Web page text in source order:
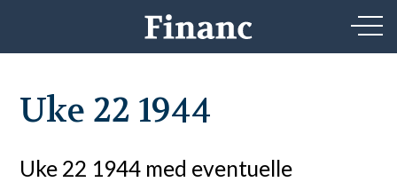
Uke 22 1944
Uke 22 1944 med eventuelle